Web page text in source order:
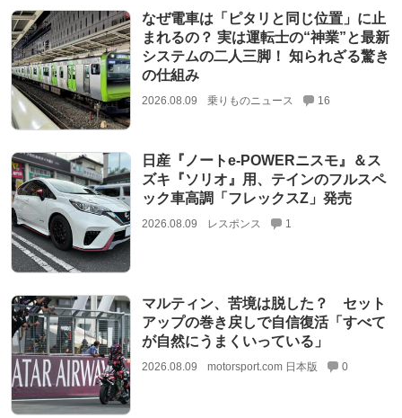
なぜ電車は「ピタリと同じ位置」に止
まれるの？ 実は運転士の“神業”と最新
システムの二人三脚！ 知られざる驚き
の仕組み
2026.08.09 乗りものニュース 16
日産『ノートe-POWERニスモ』＆ス
ズキ『ソリオ』用、テインのフルスペ
ック車高調「フレックスZ」発売
2026.08.09 レスポンス 1
マルティン、苦境は脱した？ セット
アップの巻き戻しで自信復活「すべて
が自然にうまくいっている」
2026.08.09 motorsport.com 日本版 0